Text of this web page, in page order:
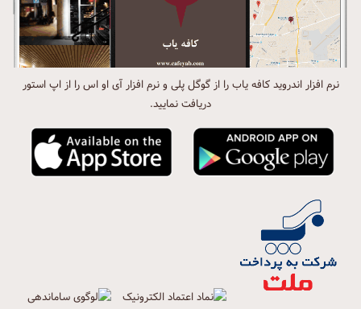
نرم افزار اندروید کافه یاب را از گوگل پلی و نرم افزار آی او اس را از اپ استور
دریافت نمایید.